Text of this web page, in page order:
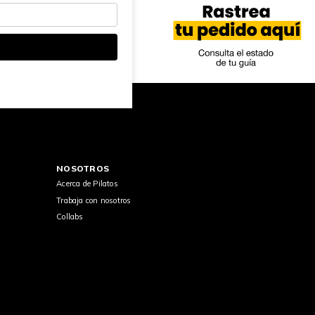
NOSOTROS
Acerca de Pilatos
Trabaja con nosotros
Collabs